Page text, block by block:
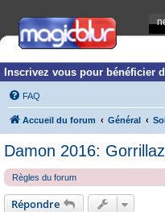
Inscrivez vous pour bénéficier
FAQ
Accueil du forum Général
Damon 2016:
Règles du forum
Répondre